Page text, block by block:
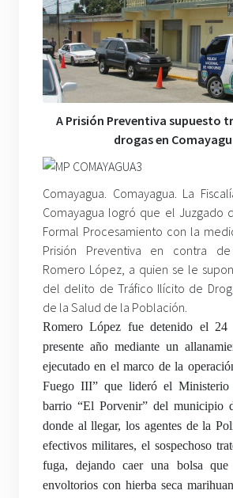
A Prisión Preventiva supuesto
drogas en
Comayagua. Comayagua. La
Comayagua logró que el Juzgado
Formal Procesamiento con la
Prisión Preventiva en contra
Romero López, a quien se le
del delito de Tráfico Ilícito de
de la Salud de la Población.
Romero López fue detenido el 24
presente año mediante un
ejecutado en el marco de la
Fuego III” que lideró el
barrio “El Porvenir” del municipio
donde al llegar, los agentes de la
efectivos militares, el sospechoso
fuga, dejando caer una bolsa que
envoltorios con hierba seca